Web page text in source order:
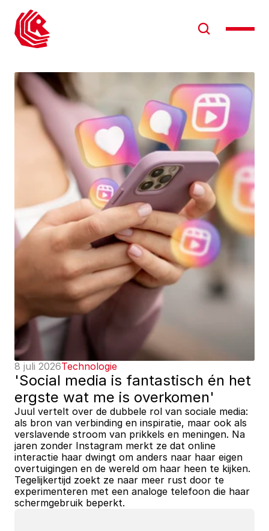
8 juli 2026Technologie
'Social media is fantastisch én het
ergste wat me is overkomen'
Juul vertelt over de dubbele rol van sociale media:
als bron van verbinding en inspiratie, maar ook als
verslavende stroom van prikkels en meningen. Na
jaren zonder Instagram merkt ze dat online
interactie haar dwingt om anders naar haar eigen
overtuigingen en de wereld om haar heen te kijken.
Tegelijkertijd zoekt ze naar meer rust door te
experimenteren met een analoge telefoon die haar
schermgebruik beperkt.